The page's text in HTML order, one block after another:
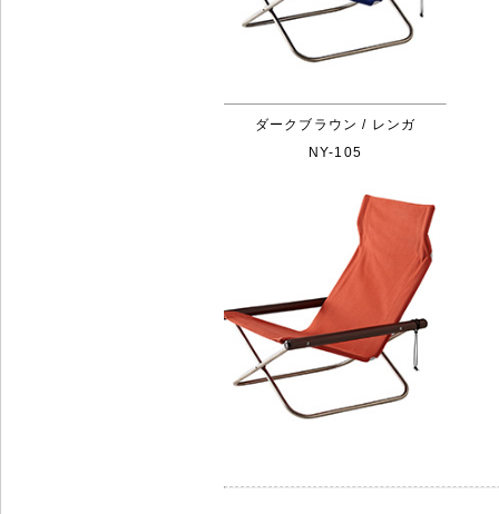
ダークブラウン / レンガ
NY-105